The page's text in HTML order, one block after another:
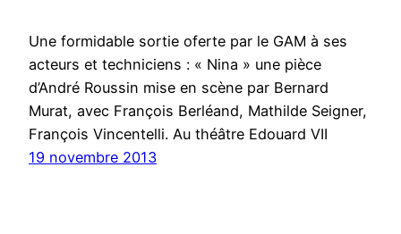
Une formidable sortie oferte par le GAM à ses
acteurs et techniciens : « Nina » une pièce
d’André Roussin mise en scène par Bernard
Murat, avec François Berléand, Mathilde Seigner,
François Vincentelli. Au théâtre Edouard VII
19 novembre 2013